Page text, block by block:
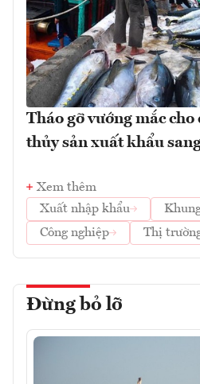
Tháo gỡ vướng mắc
thủy sản xuất khẩu
Xem thêm
Xuất nhập khẩu
Công nghiệp
Thị
Đừng bỏ lỡ